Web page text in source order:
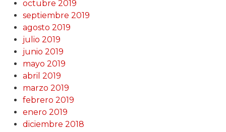
octubre 2019
septiembre 2019
agosto 2019
julio 2019
junio 2019
mayo 2019
abril 2019
marzo 2019
febrero 2019
enero 2019
diciembre 2018